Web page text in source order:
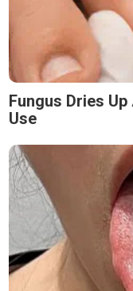
Fungus Dries
Use